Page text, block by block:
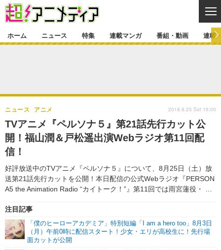
ゲーム・アプリ マンガ
グッズ イベント
舞台 新帝スタ
特集一覧 カバー
ラキりす
連載マンガ
連載マンガ一覧 連載一覧
番組・動画一覧 ラジオ
連載・ブログ
編集部ブログ・お知らせ
ホーム ニュース 特集 連載マンガ 番組・動画 連載
TVアニメ『ペルソナ５』第21話先行カット公
開！福山潤＆戸松遥出演Webラジオ第11回配
信！
好評放送中のTVアニメ『ペルソナ５』について、8月25日（土）放
送第21話先行カットを公開！本日配信の公式Webラジオ『PERSON
A5 the Animation Radio “カイトーク！”』第11回では雨宮蓮役・ …
ニュース アニメ
注目記事
「僕のヒーローアカデミア」特別短編「I am a hero too」8月3日
（月）午前0時に配信スタート！少女・エリが高校生に！先行場
面カットが公開
2018.8.25 Sat 16:00